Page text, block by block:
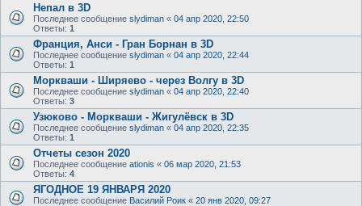
Непал в 3D
Последнее сообщение slydiman « 04 апр 2020, 22:50
Ответы: 1
Франция, Анси - Гран Борнан в 3D
Последнее сообщение slydiman « 04 апр 2020, 22:44
Ответы: 1
Моркваши - Ширяево - через Волгу в 3D
Последнее сообщение slydiman « 04 апр 2020, 22:40
Ответы: 3
Узюково - Моркваши - Жигулёвск в 3D
Последнее сообщение slydiman « 04 апр 2020, 22:35
Ответы: 1
Отчеты сезон 2020
Последнее сообщение ationis « 06 мар 2020, 21:53
Ответы: 4
ЯГОДНОЕ 19 ЯНВАРЯ 2020
Последнее сообщение Василий Роик « 20 янв 2020, 09:27